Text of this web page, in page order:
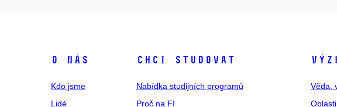
O NÁS
Kdo jsme
Lidé
CHCI STUDOVAT
Nabídka studijních programů
Proč na FI
Věda,